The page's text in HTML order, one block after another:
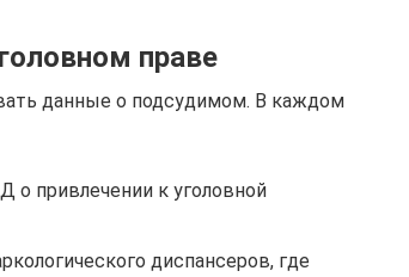
праве
данные о подсудимом. В каждом
привлечении к уголовной
диспансеров, где